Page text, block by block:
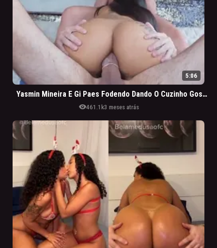
5:06
Yasmin Mineira E Gi Paes Fodendo Dando O Cuzinho Gostoso
visibility461.1k3 meses atrás